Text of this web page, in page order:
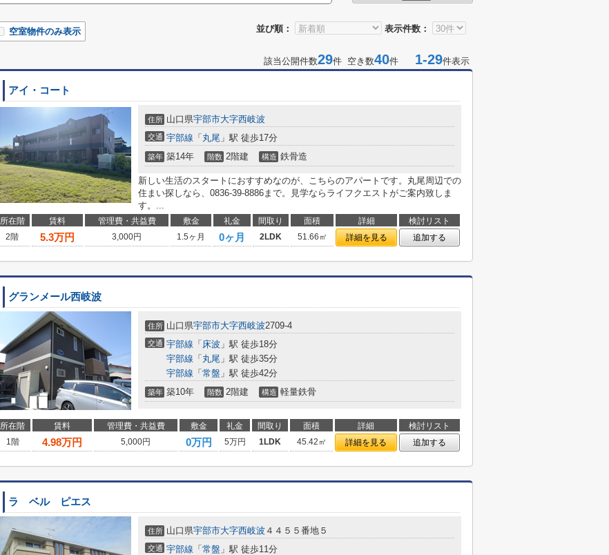
並び順： 表示件数：
空室物件のみ表示
該当公開件数29件 空き数40件 1-29件表示
アイ・コート
住所 山口県宇部市大字西岐波
交通 宇部線 「 丸尾 」駅 徒歩17分
築年 築14年 階数 2階建 構造 鉄骨造
新しい生活のスタートにおすすめなのが、こちらのアパートです。丸尾周辺での
住まい探しなら、0836-39-8886まで。見学ならライフクエストがご案内致しま
す。...
所在階 賃料 管理費・共益費 敷金 礼金 間取り 面積 詳細
検討リスト
2階
5.3万円 3,000円 1.5ヶ月 0ヶ月 2LDK 51.66㎡ 詳細を見る 追加する
グランメール西岐波
住所 山口県宇部市大字西岐波2709-4
交通 宇部線 「 床波 」駅 徒歩18分
宇部線 「 丸尾 」駅 徒歩35分
宇部線 「 常盤 」駅 徒歩42分
築年 築10年 階数 2階建 構造 軽量鉄骨
所在階 賃料 管理費・共益費 敷金 礼金 間取り 面積 詳細
検討リスト
1階
4.98万円 5,000円 0万円 5万円 1LDK 45.42㎡ 詳細を見る 追加する
ラ ベル ピエス
住所 山口県宇部市大字西岐波 ４４５５番地５
交通 宇部線 「 常盤 」駅 徒歩11分